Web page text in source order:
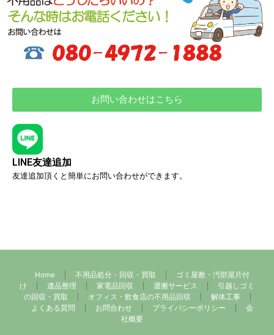
お問い合わせはこちら
LINE友達追加
友達追加頂くと簡単にお問い合わせができます。
Home 不用品処分・回収・買取
ゴミ屋敷・汚部屋片付
け
遺品整理 家電品回収 運搬サービス
引越しゴミ
の回収・買取
オフィス・飲食店の不用品回収
解体工事
よくある質問
お問合わせ プライバシーポリシー
会
社概要